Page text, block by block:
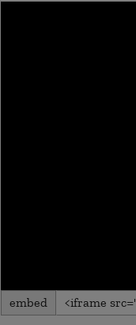
0
seconds
embed